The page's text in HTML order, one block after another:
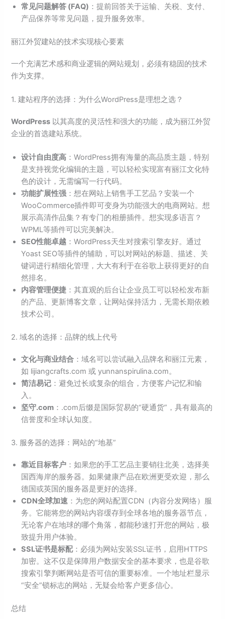
常见问题解答 (FAQ) ：提前回答关于运输、关税、支付、
产品保养等常见问题，提升服务效率。
丽江外贸建站的技术实现核心要素
一个充满艺术感和商业逻辑的网站规划，必须有稳固的技术
作为支撑。
1. 建站程序的选择：为什么WordPress是理想之选？
WordPress 以其高度的灵活性和强大的功能，成为丽江外贸
企业的首选建站系统。
设计自由度高 ：WordPress拥有海量的高品质主题，特别
是支持视觉化编辑的主题，可以轻松实现富有丽江文化特
色的设计，无需编写一行代码。
功能扩展性强 ：想在网站上销售手工艺品？安装一个
WooCommerce插件即可变身为功能强大的电商网站。想
展示高清作品集？有专门的相册插件。想实现多语言？
WPML等插件可以完美解决。
SEO性能卓越 ：WordPress天生对搜索引擎友好。通过
Yoast SEO等插件的辅助，可以对网站的标题、描述、关
键词进行精细化管理，大大有利于在谷歌上获得更好的自
然排名。
内容管理便捷 ：其直观的后台让企业员工可以轻松发布新
的产品、更新博客文章，让网站保持活力，无需长期依赖
技术公司。
2. 域名的选择：品牌的线上代号
文化与商业结合 ：域名可以尝试融入品牌名和丽江元素，
如 lijiangcrafts.com 或 yunnanspirulina.com。
简洁易记 ：避免过长或复杂的组合，方便客户记忆和输
入。
坚守.com ：.com后缀是国际贸易的“硬通货”，具有最高的
信誉度和全球认知度。
3. 服务器的选择：网站的“地基”
靠近目标客户 ：如果您的手工艺品主要销往北美，选择美
国西海岸的服务器。如果健康产品在欧洲更受欢迎，那么
德国或英国的服务器是更好的选择。
CDN全球加速 ：为您的网站配置CDN（内容分发网络）服
务。它能将您的网站内容缓存到全球各地的服务器节点，
无论客户在地球的哪个角落，都能秒速打开您的网站，极
致提升用户体验。
SSL证书是标配：必须为网站安装SSL证书，启用HTTPS
加密。这不仅是保障用户数据安全的基本要求，也是谷歌
搜索引擎判断网站是否可信的重要标准。一个地址栏显示
“安全”锁标志的网站，无疑会给客户更多信心。
总结